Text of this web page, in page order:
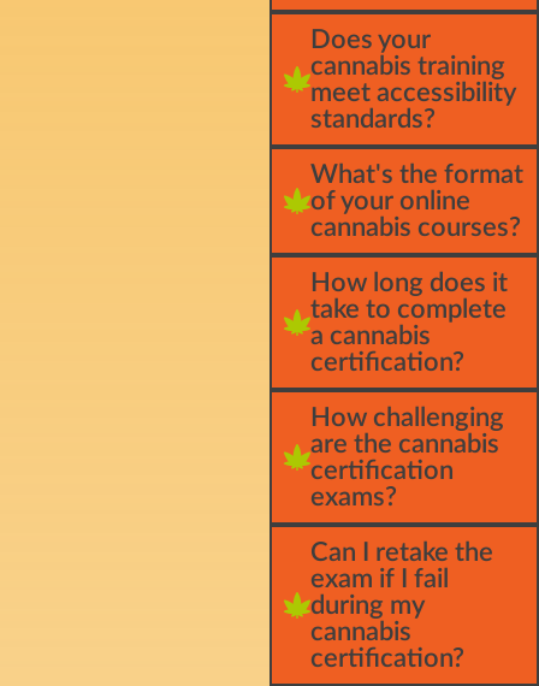
Does your
cannabis training
meet accessibility
standards?
What's the format
of your online
cannabis courses?
How long does it
take to complete
a cannabis
certification?
How challenging
are the cannabis
certification
exams?
Can I retake the
exam if I fail
during my
cannabis
certification?